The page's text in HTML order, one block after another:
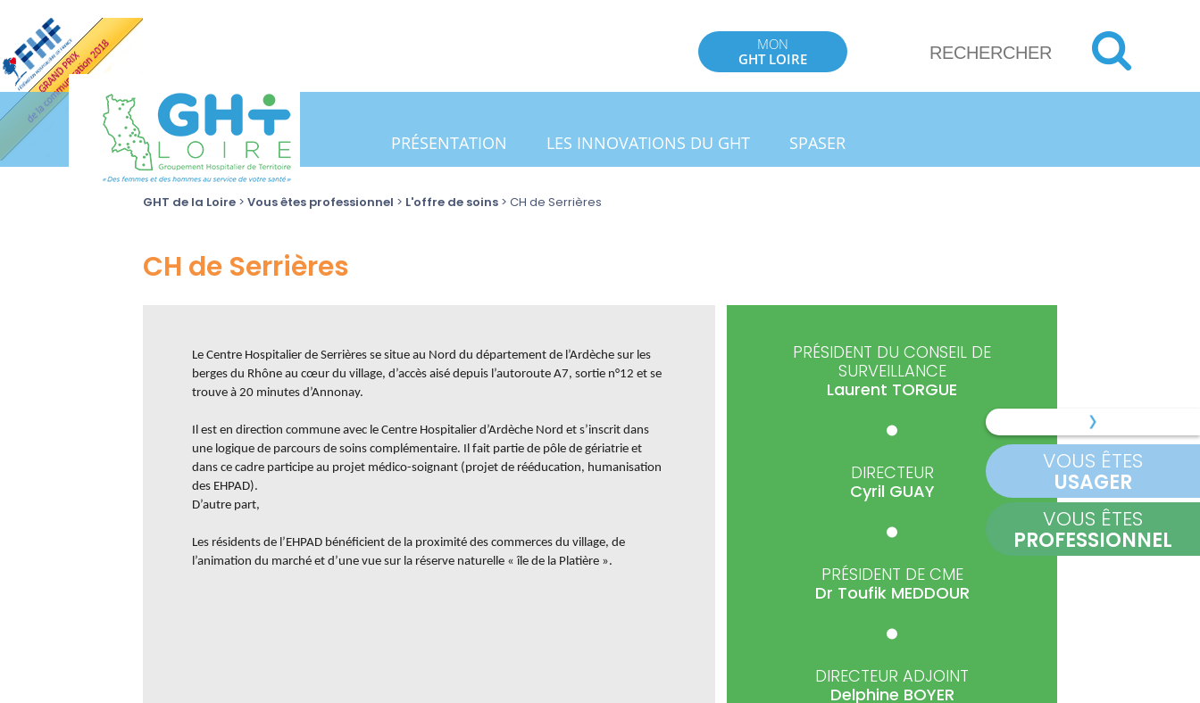
VOUS ÊTES
USAGER
VOUS ÊTES
PROFESSIONNEL
MON
GHT LOIRE
PRÉSENTATION LES INNOVATIONS DU GHT SPASER
GHT de la Loire > Vous êtes professionnel > L'offre de soins > CH de Serrières
CH de Serrières
Le Centre Hospitalier de Serrières se situe au Nord du département de l’Ardèche sur les
berges du Rhône au cœur du village, d’accès aisé depuis l’autoroute A7, sortie n°12 et se
trouve à 20 minutes d’Annonay.
Il est en direction commune avec le Centre Hospitalier d’Ardèche Nord et s’inscrit dans
une logique de parcours de soins complémentaire. Il fait partie de pôle de gériatrie et
dans ce cadre participe au projet médico-soignant (projet de rééducation, humanisation
des EHPAD).
D’autre part,
Les résidents de l’EHPAD bénéficient de la proximité des commerces du village, de
l’animation du marché et d’une vue sur la réserve naturelle « île de la Platière ».
PRÉSIDENT DU CONSEIL DE
SURVEILLANCE
Laurent TORGUE
DIRECTEUR
Cyril GUAY
PRÉSIDENT DE CME
Dr Toufik MEDDOUR
DIRECTEUR ADJOINT
Delphine BOYER